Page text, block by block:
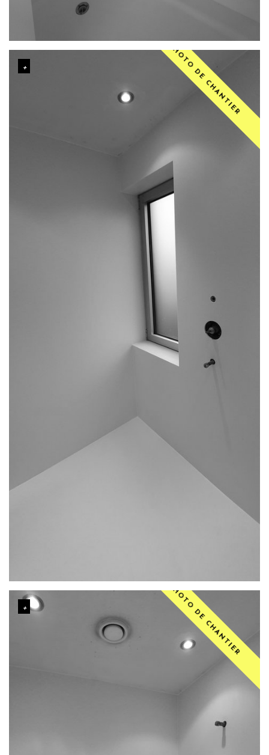
PHOTO DE CHANTIER
PHOTO DE CHANTIER